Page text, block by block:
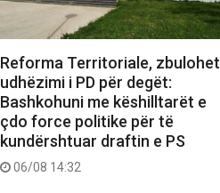
Reforma Territoriale, zbulohet
udhëzimi i PD për degët:
Bashkohuni me këshilltarët e
çdo force politike për të
kundërshtuar draftin e PS
06/08 14:32